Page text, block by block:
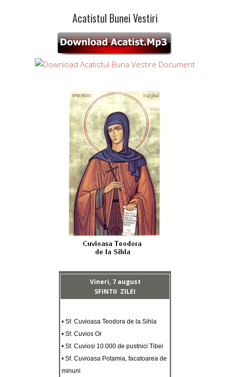
Acatistul Bunei Vestiri
Vineri, 7 august
SFINTII ZILEI
• Sf. Cuvioasa Teodora de la Sihla
• Sf. Cuvios Or
• Sf. Cuviosi 10.000 de pustnici Tibei
• Sf. Cuvioasa Potamia, facatoarea de
minuni